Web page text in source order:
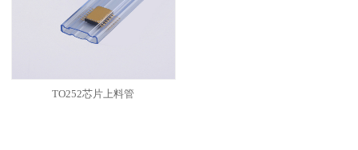
TO252芯片上料管